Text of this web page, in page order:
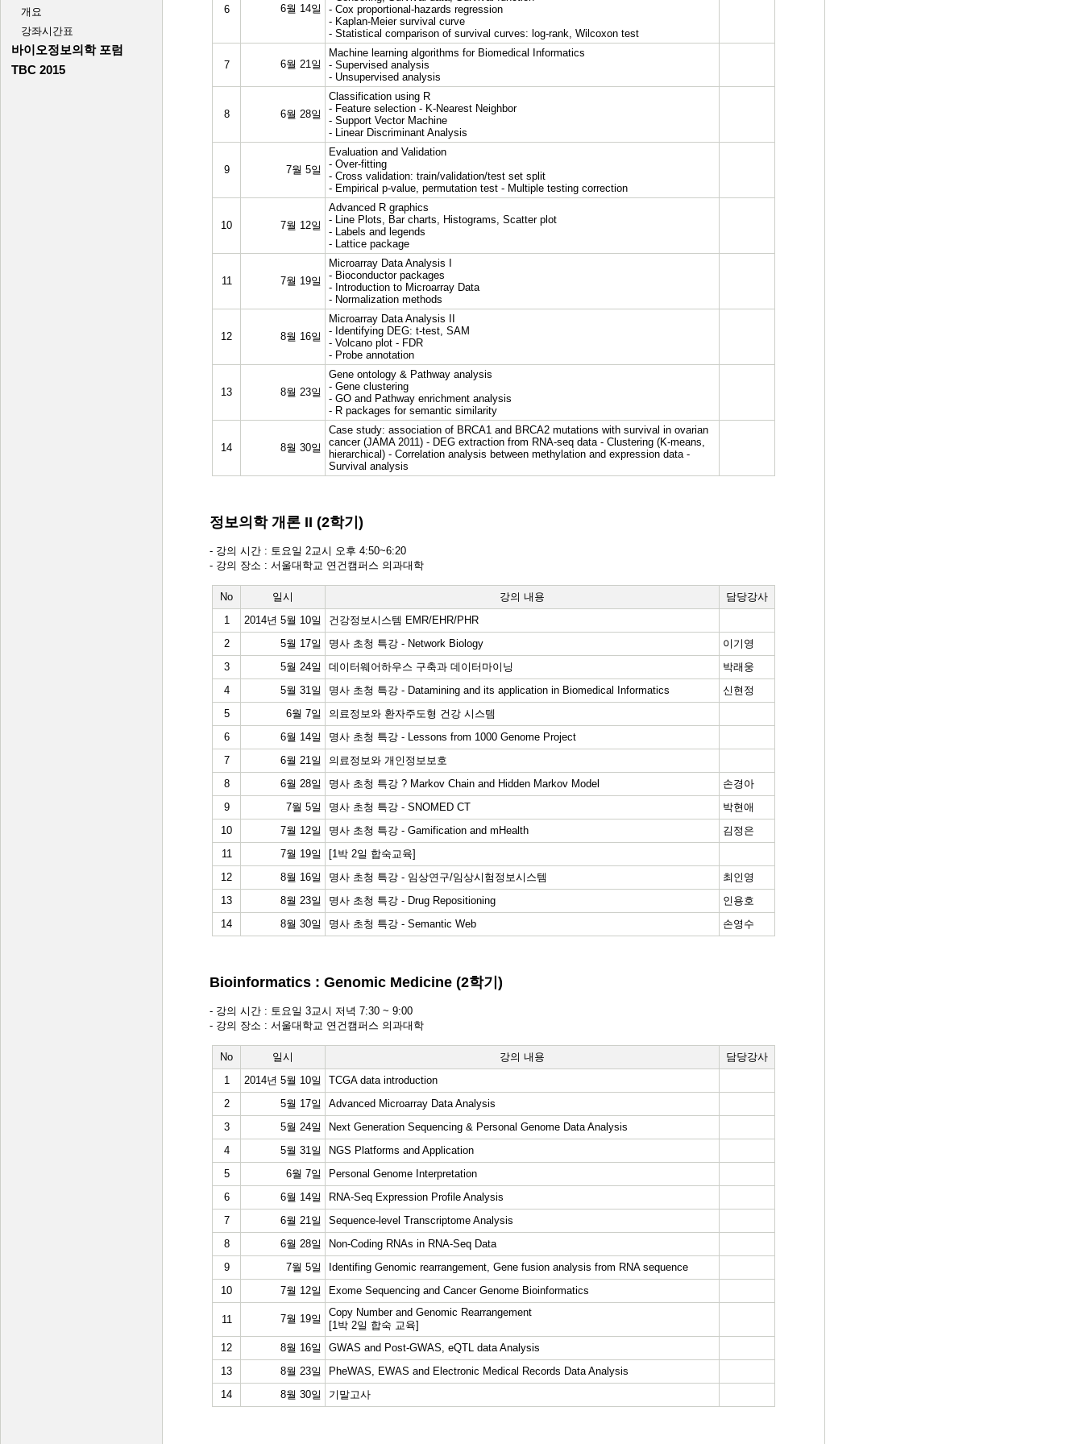
6 6월 14일
- Cox proportional-hazards regression
- Kaplan-Meier survival curve
- Statistical comparison of survival curves: log-rank, Wilcoxon test
7 6월 21일
Machine learning algorithms for Biomedical Informatics
- Supervised analysis
- Unsupervised analysis
8 6월 28일
Classification using R
- Feature selection - K-Nearest Neighbor
- Support Vector Machine
- Linear Discriminant Analysis
9 7월 5일
Evaluation and Validation
- Over-fitting
- Cross validation: train/validation/test set split
- Empirical p-value, permutation test - Multiple testing correction
10 7월 12일
Advanced R graphics
- Line Plots, Bar charts, Histograms, Scatter plot
- Labels and legends
- Lattice package
11 7월 19일
Microarray Data Analysis I
- Bioconductor packages
- Introduction to Microarray Data
- Normalization methods
12 8월 16일
Microarray Data Analysis II
- Identifying DEG: t-test, SAM
- Volcano plot - FDR
- Probe annotation
13 8월 23일
Gene ontology & Pathway analysis
- Gene clustering
- GO and Pathway enrichment analysis
- R packages for semantic similarity
14 8월 30일
Case study: association of BRCA1 and BRCA2 mutations with survival in ovarian
cancer (JAMA 2011) - DEG extraction from RNA-seq data - Clustering (K-means,
hierarchical) - Correlation analysis between methylation and expression data -
Survival analysis
정보의학 개론 II (2학기)
- 강의 시간 : 토요일 2교시 오후 4:50~6:20
- 강의 장소 : 서울대학교 연건캠퍼스 의과대학
No 일시 강의 내용
담당강사
1
2014년 5월 10일
건강정보시스템 EMR/EHR/PHR
2
5월 17일 명사 초청 특강 - Network Biology
이기영
3
5월 24일 데이터웨어하우스 구축과 데이터마이닝
박래웅
4
5월 31일 명사 초청 특강 - Datamining and its application in Biomedical Informatics
신현정
5
6월 7일
의료정보와 환자주도형 건강 시스템
6
6월 14일
명사 초청 특강 - Lessons from 1000 Genome Project
7
6월 21일
의료정보와 개인정보보호
8
6월 28일 명사 초청 특강 ? Markov Chain and Hidden Markov Model
손경아
9
7월 5일 명사 초청 특강 - SNOMED CT
박현애
10
7월 12일 명사 초청 특강 - Gamification and mHealth
김정은
11
7월 19일
[1박 2일 합숙교육]
12
8월 16일 명사 초청 특강 - 임상연구/임상시험정보시스템
최인영
13
8월 23일 명사 초청 특강 - Drug Repositioning
인용호
14
8월 30일 명사 초청 특강 - Semantic Web 손영수
Bioinformatics : Genomic Medicine (2학기)
- 강의 시간 : 토요일 3교시 저녁 7:30 ~ 9:00
- 강의 장소 : 서울대학교 연건캠퍼스 의과대학
No 일시 강의 내용
담당강사
1
2014년 5월 10일
TCGA data introduction
2
5월 17일
Advanced Microarray Data Analysis
3
5월 24일
Next Generation Sequencing & Personal Genome Data Analysis
4
5월 31일
NGS Platforms and Application
5
6월 7일
Personal Genome Interpretation
6
6월 14일
RNA-Seq Expression Profile Analysis
7
6월 21일
Sequence-level Transcriptome Analysis
8
6월 28일
Non-Coding RNAs in RNA-Seq Data
9
7월 5일
Identifing Genomic rearrangement, Gene fusion analysis from RNA sequence
10
7월 12일 Exome Sequencing and Cancer Genome Bioinformatics
11 7월 19일
Copy Number and Genomic Rearrangement
[1박 2일 합숙 교육]
12
8월 16일
GWAS and Post-GWAS, eQTL data Analysis
13
8월 23일
PheWAS, EWAS and Electronic Medical Records Data Analysis
14
8월 30일 기말고사